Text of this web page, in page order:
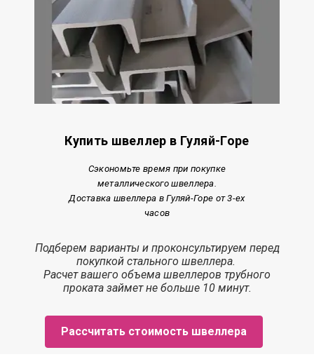
Купить швеллер в Гуляй-Горе
Сэкономьте время при покупке
металлического швеллера.
Доставка швеллера в Гуляй-Горе от 3-ех
часов
Подберем варианты и проконсультируем перед
покупкой стального швеллера.
Расчетвашего объема швеллеров трубного
проката займетне больше 10 минут.
Рассчитать стоимость швеллера